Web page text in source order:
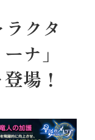
クタ
ナ」
場！